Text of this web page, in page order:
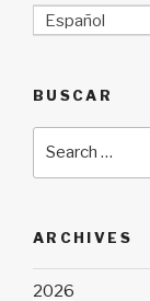
Español
BUSCAR
ARCHIVES
2026